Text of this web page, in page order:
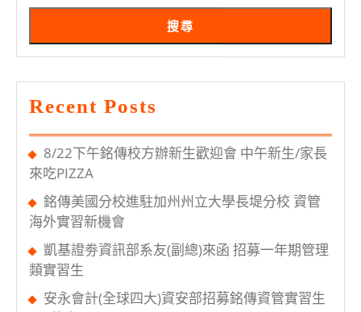
車
優
風
光
搜尋
Recent Posts
8/22下午銘傳校方辦新生歡迎會 中午新生/家長
來吃PIZZA
銘傳美國分校進駐加州州立大學長堤分校 資管
海外實習新機會
凱基證劵資訊部系友(副總)來函 招募一年期管理
類實習生
安永會計(全球四大)資安部招募銘傳資管實習生